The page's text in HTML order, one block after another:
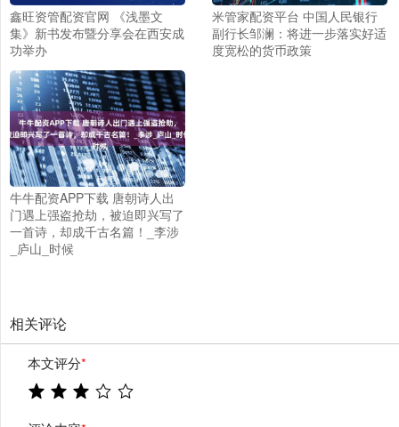
鑫旺资管配资官网 《浅墨文
集》新书发布暨分享会在西安成
功举办
米管家配资平台 中国人民银行
副行长邹澜：将进一步落实好适
度宽松的货币政策
牛牛配资APP下载 唐朝诗人出
门遇上强盗抢劫，被迫即兴写了
一首诗，却成千古名篇！_李涉
_庐山_时候
相关评论
本文评分*